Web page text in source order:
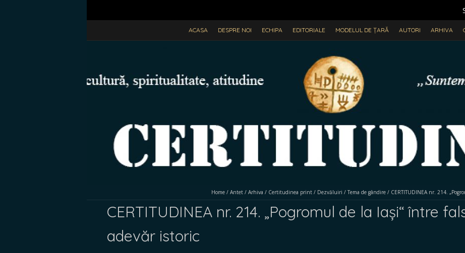
ACASA DESPRE NOI ECHIPA EDITORIALE MODELUL DE ȚARĂ AUTORI ARHIVA
Home / Antet / Arhiva / Certitudinea print / Dezvăluiri / Tema de gândire / CERTITUDINEA nr. 214.
CERTITUDINEA nr. 214. „Pogromul de la Iași“ între
adevăr istoric